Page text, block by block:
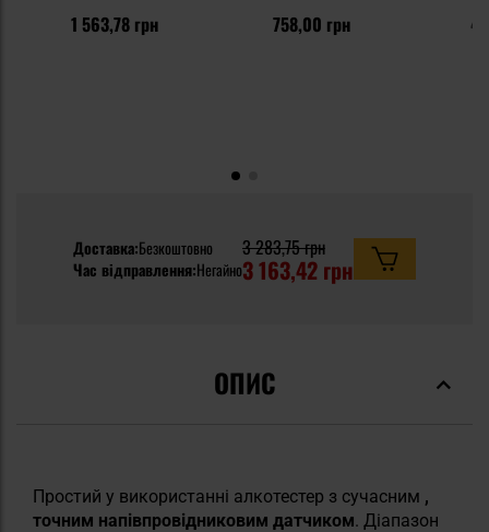
1 563,78 грн 758,00 грн
Доставка:Безкоштовно
Час відправлення:Негайно
3 283,75 грн
3 163,42 грн
ОПИС
Простий у використанні алкотестер з сучасним ,
точним напівпровідниковим датчиком. Діапазон